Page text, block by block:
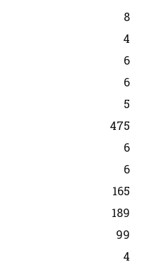
8
4
6
6
5
475
6
6
165
189
99
4